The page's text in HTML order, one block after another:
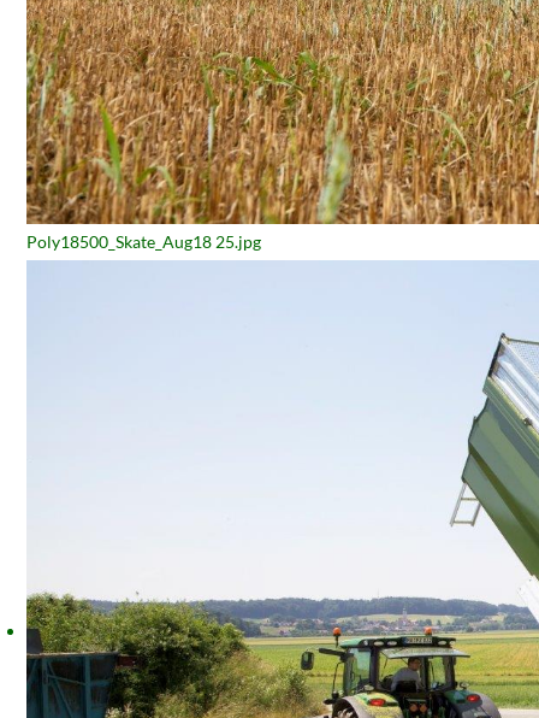
Poly18500_Skate_Aug18 25.jpg